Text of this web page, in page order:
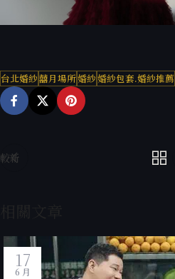
台北婚紗囍月場所婚紗婚紗包套.婚紗推薦
較新
17
6 月